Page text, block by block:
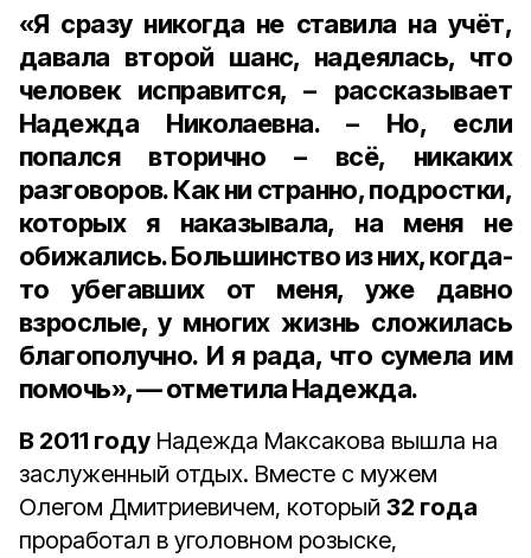
«Я сразу никогда не ставила на учёт,
давала второй шанс, надеялась, что
человек исправится, – рассказывает
Надежда Николаевна. – Но, если
попался вторично – всё, никаких
разговоров. Как ни странно, подростки,
которых я наказывала, на меня не
обижались. Большинство из них, когда-
то убегавших от меня, уже давно
взрослые, у многих жизнь сложилась
благополучно. И я рада, что сумела им
помочь», — отметила Надежда.
В 2011 году Надежда Максакова вышла на
заслуженный отдых. Вместе с мужем
Олегом Дмитриевичем, который 32 года
проработал в уголовном розыске,